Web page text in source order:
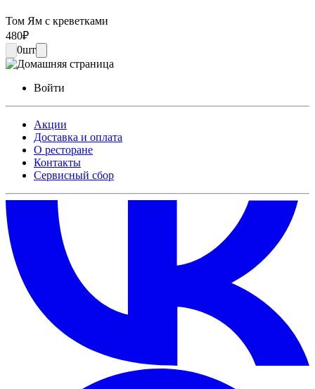
Том Ям с креветками
480₽
0шт
Войти
Акции
Доставка и оплата
О ресторане
Контакты
Сервисный сбор